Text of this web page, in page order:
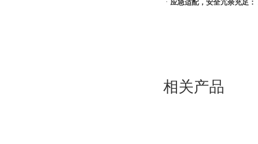
ㆍ 应急适配，安全冗余充足：
相关产品